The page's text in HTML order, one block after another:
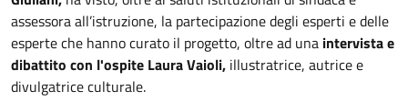
assessora all’istruzione, la partecipazione degli esperti e delle
esperte che hanno curato il progetto, oltre ad una intervista e
dibattito con l'ospite Laura Vaioli, illustratrice, autrice e
divulgatrice culturale.